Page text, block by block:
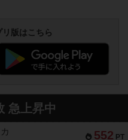
版はこちら
急上昇中
552 PT